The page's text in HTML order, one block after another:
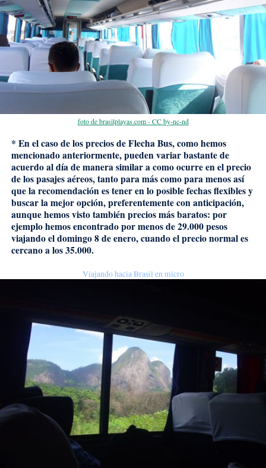
foto de brasilplayas.com - CC by-nc-nd
* En el caso de los precios de Flecha Bus, como hemos
mencionado anteriormente, pueden variar bastante de
acuerdo al día de manera similar a como ocurre en el precio
de los pasajes aéreos, tanto para más como para menos así
que la recomendación es tener en lo posible fechas flexibles y
buscar la mejor opción, preferentemente con anticipación,
aunque hemos visto también precios más baratos: por
ejemplo hemos encontrado por menos de 29.000 pesos
viajando el domingo 8 de enero, cuando el precio normal es
cercano a los 35.000.
Viajando hacia Brasil en micro